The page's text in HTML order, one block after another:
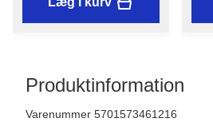
Produktinformation
Varenummer 5701573461216